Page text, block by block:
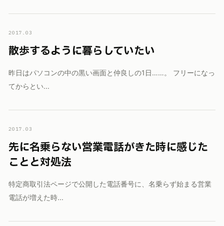
2017.03
散歩するように暮らしていたい
昨日はパソコンの中の黒い画面と仲良しの1日……。 フリーになっ
てからとい...
2017.03
先に名乗らない営業電話がきた時に感じた
ことと対処法
特定商取引法ページで公開した電話番号に、名乗らず始まる営業
電話が増えた時...